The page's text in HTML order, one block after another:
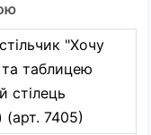
"Хочу
таблицею
стілець
7405)